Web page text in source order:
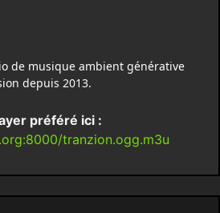
de musique ambient générative
depuis 2013.
préféré ici :
tranzion.ogg.m3u